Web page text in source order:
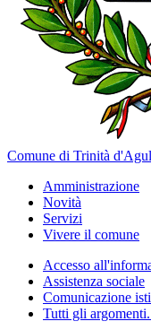
Comune di Trinità
Amministrazione
Novità
Servizi
Vivere il comune
Accesso
Assistenza sociale
Comunicazione
Tutti gli